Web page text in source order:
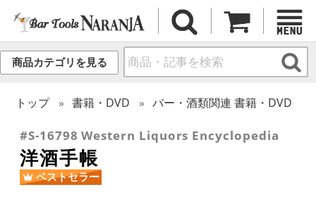
商品カテゴリを見る
トップ 書籍・DVD バー・酒類関連 書籍・DVD
#S-16798 Western Liquors Encyclopedia
洋酒手帳
ベストセラー